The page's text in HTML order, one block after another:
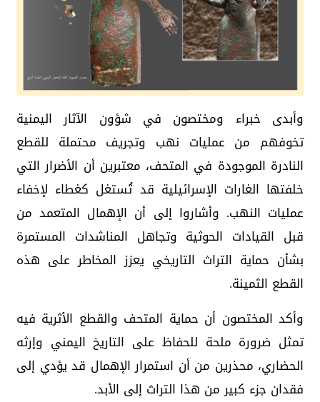
وأبدى خبراء ومختصون في شؤون الآثار اليمنية
تخوفهم من عمليات نهب وتجريف محتملة للقطع
النادرة الموجودة في المتحف، معتبرين أن الأضرار التي
خلفتها الغارات الإسرائيلية قد تُستغل كغطاء لإخفاء
عمليات النهب. وأشاروا إلى أن الإهمال المتعمد من
قبل القيادات الحوثية وتجاهل المناشدات المستمرة
بشأن حماية التراث التاريخي يعزز المخاطر على هذه
القطع الثمينة.
وأكد المختصون أن حماية المتحف والقطع الأثرية فيه
تمثل ضرورة ملحة للحفاظ على التاريخ اليمني وإرثه
الحضاري، محذرين من أن استمرار الإهمال قد يؤدي إلى
فقدان جزء كبير من هذا التراث إلى الأبد.